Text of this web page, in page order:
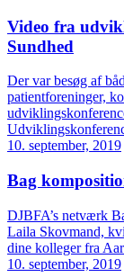
Video fra
Sundhed
Der var besøg af
patientforeninger,
10. september, 2019
Bag
DJBFA’s netværk
Laila Skovmand,
dine kolleger fra
10. september, 2019